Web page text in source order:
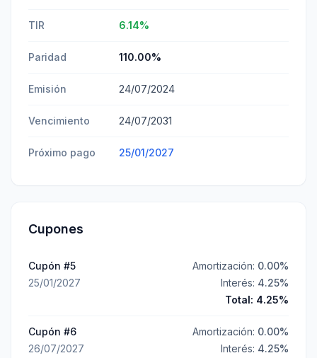
TIR 6.14%
Paridad 110.00%
Emisión 24/07/2024
Vencimiento 24/07/2031
Próximo pago 25/01/2027
Cupones
Cupón #5
25/01/2027
Amortización: 0.00%
Interés: 4.25%
Total: 4.25%
Cupón #6
26/07/2027
Amortización: 0.00%
Interés: 4.25%